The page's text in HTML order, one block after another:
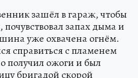
зашёл в гараж, чтобы
запах дыма и
уже охвачена огнём.
справиться с пламенем
получил ожоги и был
бригадой скорой